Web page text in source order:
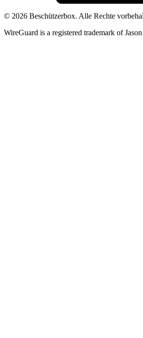
© 2026 Beschützerbox. Alle Rechte
WireGuard is a registered trademark of